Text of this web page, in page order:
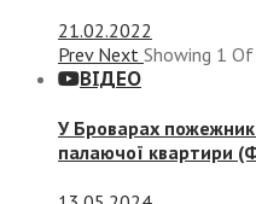
21.02.2022
Prev Next Showing 1 Of
ВІДЕО
У Броварах
палаючої квартири